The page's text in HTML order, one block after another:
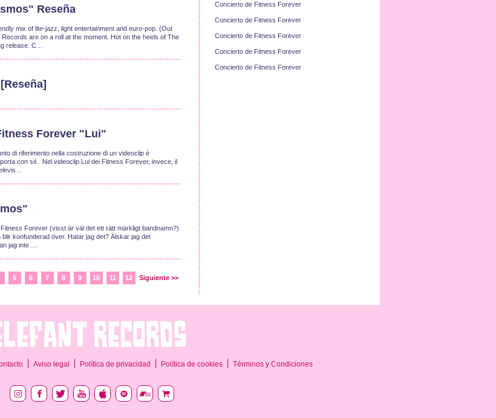
Reseña
mix of lite-jazz, light entertainment and euro-pop. (Out
are on a roll at the moment. Hot on the heels of The
release. C…
Forever "Lui"
di riferimento nella costruzione di un videoclip è
con sé. Nel videoclip Lui dei Fitness Forever, invece, il
Forever (visst är väl det ett rätt märkligt bandnamn?)
konfunderad över. Hatar jag det? Älskar jag det
jag inte …
5 6 7 8 9 10 11 12 Siguiente >>
Concierto de Fitness Forever
Concierto de Fitness Forever
Concierto de Fitness Forever
Concierto de Fitness Forever
Concierto de Fitness Forever
Aviso legal Política de privacidad Política de cookies Términos y Condiciones